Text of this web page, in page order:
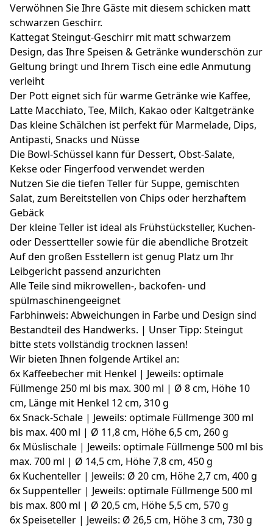
Verwöhnen Sie Ihre Gäste mit diesem schicken matt
schwarzen Geschirr.
Kattegat Steingut-Geschirr mit matt schwarzem
Design, das Ihre Speisen & Getränke wunderschön zur
Geltung bringt und Ihrem Tisch eine edle Anmutung
verleiht
Der Pott eignet sich für warme Getränke wie Kaffee,
Latte Macchiato, Tee, Milch, Kakao oder Kaltgetränke
Das kleine Schälchen ist perfekt für Marmelade, Dips,
Antipasti, Snacks und Nüsse
Die Bowl-Schüssel kann für Dessert, Obst-Salate,
Kekse oder Fingerfood verwendet werden
Nutzen Sie die tiefen Teller für Suppe, gemischten
Salat, zum Bereitstellen von Chips oder herzhaftem
Gebäck
Der kleine Teller ist ideal als Frühstücksteller, Kuchen-
oder Dessertteller sowie für die abendliche Brotzeit
Auf den großen Esstellern ist genug Platz um Ihr
Leibgericht passend anzurichten
Alle Teile sind mikrowellen-, backofen- und
spülmaschinengeeignet
Farbhinweis: Abweichungen in Farbe und Design sind
Bestandteil des Handwerks. | Unser Tipp: Steingut
bitte stets vollständig trocknen lassen!
Wir bieten Ihnen folgende Artikel an:
6x Kaffeebecher mit Henkel | Jeweils: optimale
Füllmenge 250 ml bis max. 300 ml | Ø 8 cm, Höhe 10
cm, Länge mit Henkel 12 cm, 310 g
6x Snack-Schale | Jeweils: optimale Füllmenge 300 ml
bis max. 400 ml | Ø 11,8 cm, Höhe 6,5 cm, 260 g
6x Müslischale | Jeweils: optimale Füllmenge 500 ml bis
max. 700 ml | Ø 14,5 cm, Höhe 7,8 cm, 450 g
6x Kuchenteller | Jeweils: Ø 20 cm, Höhe 2,7 cm, 400 g
6x Suppenteller | Jeweils: optimale Füllmenge 500 ml
bis max. 800 ml | Ø 20,5 cm, Höhe 5,5 cm, 570 g
6x Speiseteller | Jeweils: Ø 26,5 cm, Höhe 3 cm, 730 g